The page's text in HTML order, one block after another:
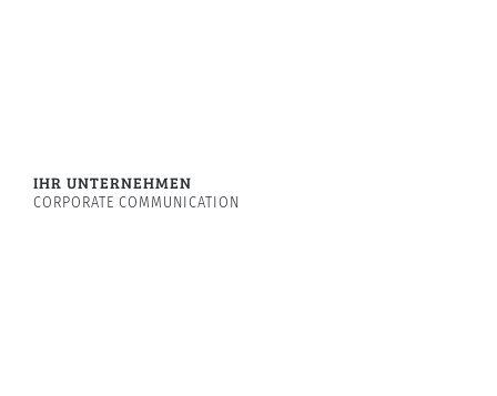
IHR UNTERNEHMEN
CORPORATE COMMUNICATION